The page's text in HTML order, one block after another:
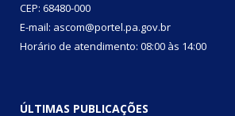
CEP: 68480-000
E-mail: ascom@portel.pa.gov.br
Horário de atendimento: 08:00 às 14:00
ÚLTIMAS PUBLICAÇÕES